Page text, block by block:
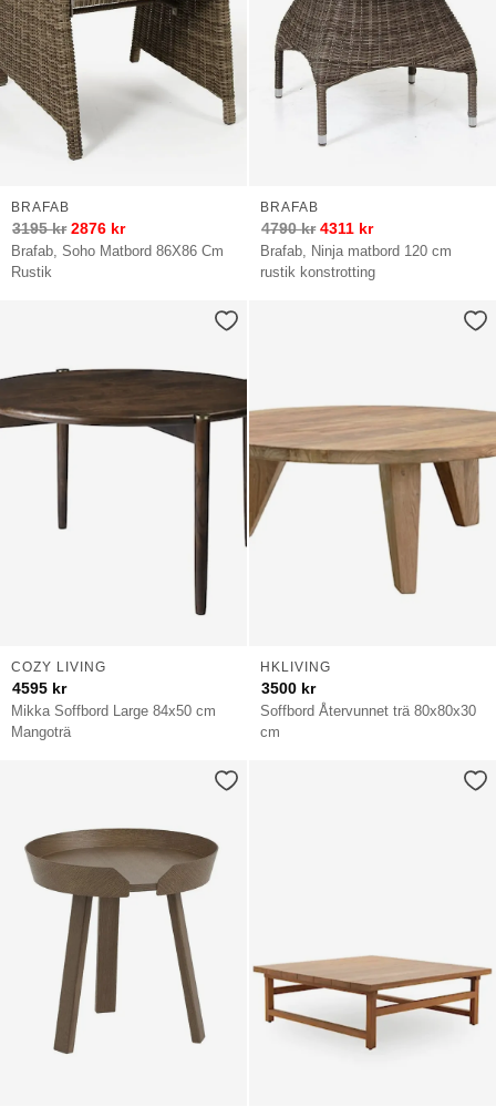
Brafab, Soho Matbord 86X86 Cm
Rustik
BRAFAB
3195kr 2876 kr
Brafab, Ninja matbord 120 cm
rustik konstrotting
BRAFAB
4790kr 4311 kr
Mikka Soffbord Large 84x50 cm
Mangoträ
COZY LIVING
4595 kr
Soffbord Återvunnet trä 80x80x30
cm
HKLIVING
3500 kr